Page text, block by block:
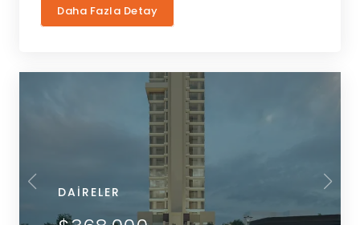
Daha Fazla Detay
DAIRELER